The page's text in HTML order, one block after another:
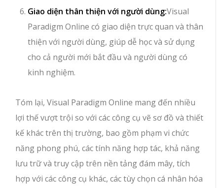
Giao diện thân thiện với người dùng:Visual
Paradigm Online có giao diện trực quan và thân
thiện với người dùng, giúp dễ học và sử dụng
cho cả người mới bắt đầu và người dùng có
kinh nghiệm.
Tóm lại, Visual Paradigm Online mang đến nhiều
lợi thế vượt trội so với các công cụ vẽ sơ đồ và thiết
kế khác trên thị trường, bao gồm phạm vi chức
năng phong phú, các tính năng hợp tác, khả năng
lưu trữ và truy cập trên nền tảng đám mây, tích
hợp với các công cụ khác, các tùy chọn cá nhân hóa